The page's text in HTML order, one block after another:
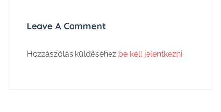
Leave A Comment
Hozzászólás küldéséhez be kell jelentkezni.